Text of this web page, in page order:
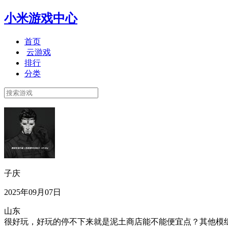
小米游戏中心
首页
云游戏
排行
分类
子庆
2025年09月07日
山东
很好玩，好玩的停不下来就是泥土商店能不能便宜点？其他模